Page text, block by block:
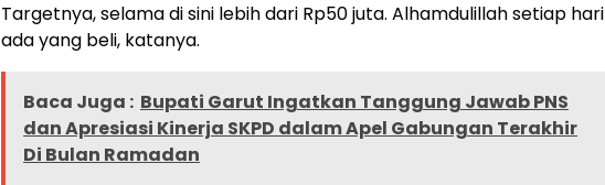
Targetnya, selama di sini lebih dari Rp50 juta. Alhamdulillah setiap hari
ada yang beli, katanya.
Baca Juga : Bupati Garut Ingatkan Tanggung Jawab PNS
dan Apresiasi Kinerja SKPD dalam Apel Gabungan Terakhir
Di Bulan Ramadan